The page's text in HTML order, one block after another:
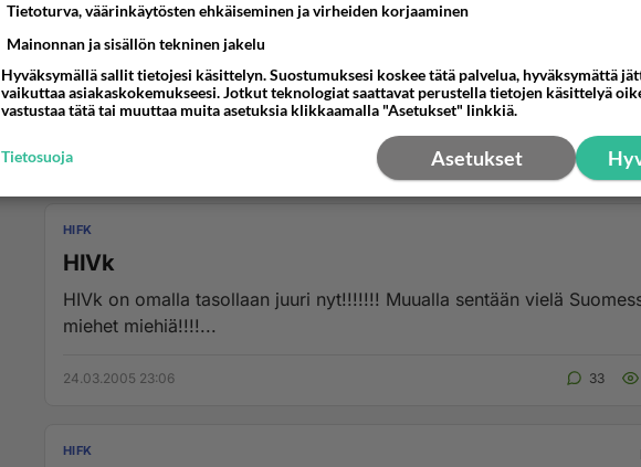
HIFK
HIVk
HIVk on omalla tasollaan juuri nyt!!!!!!! Muualla sentään vielä Suomessa on
miehet miehiä!!!!...
24.03.2005 23:06 33
HIFK
Tietoturva, väärinkäytösten ehkäiseminen ja virheiden korjaaminen
Mainonnan ja sisällön tekninen jakelu
Hyväksymällä sallit tietojesi käsittelyn. Suostumuksesi koskee tätä palvelua, hyväksymättä
vaikuttaa asiakaskokemukseesi. Jotkut teknologiat saattavat perustella tietojen käsittelyä
vastustaa tätä tai muuttaa muita asetuksia klikkaamalla "Asetukset" linkkiä.
Asetukset
Tietosuoja